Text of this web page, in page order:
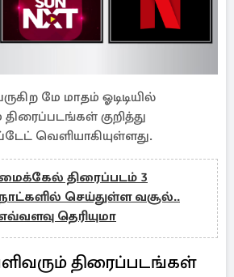
மே மாதம் ஓடிடியில்
திரைப்படங்கள் குறித்து
வெளியாகியுள்ளது.
திரைப்படம் 3
நாட்களில் செய்துள்ள வசூல்..
தெரியுமா
திரைப்படங்கள்